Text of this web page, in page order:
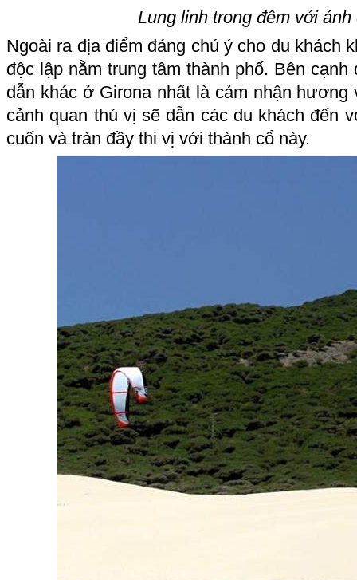
Lung linh trong đêm với
Ngoài ra địa điểm đáng chú ý cho du khách
độc lập nằm trung tâm thành phố. Bên
dẫn khác ở Girona nhất là cảm nhận hương
cảnh quan thú vị sẽ dẫn các du khách đến
cuốn và tràn đầy thi vị với thành cổ này.